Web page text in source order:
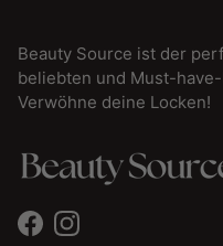
Beauty Source ist der
beliebten und Must-
Verwöhne deine Locken!
FacebookInstagram